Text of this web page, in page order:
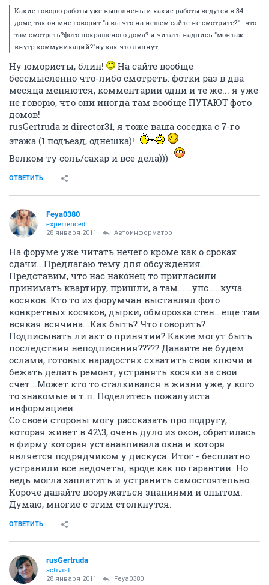
Какие говорю работы уже выполнены и какие работы ведутся в 34-
доме, так он мне говорит "а вы что на нешем сайте не смотрите?"...что
там смотреть?фото покрашеного дома? и читать надпись "монтаж
внутр.коммуникаций?"ну как что ляпнут.
Ну юмористы, блин!
На сайте вообще
бессмысленно что-либо смотреть: фотки раз в два
месяца меняются, комментарии одни и те же... я уже
не говорю, что они иногда там вообще ПУТАЮТ фото
домов!
rusGertruda и director31, я тоже ваша соседка с 7-го
этажа (1 подъезд, однешка)!
Велком ту соль/сахар и все дела)))
ОТВЕТИТЬ
Feya0380
experienced
28 января 2011 Автоинформатор
На форуме уже читать нечего кроме как о сроках
сдачи...Предлагаю тему для обсуждения.
Представим, что нас наконец то пригласили
принимать квартиру, пришли, а там......упс.....куча
косяков. Кто то из форумчан выставлял фото
конкретных косяков, дырки, обморозка стен...еще там
всякая всячина...Как быть? Что говорить?
Подписывать ли акт о принятии? Какие могут быть
последствия неподписания????? Давайте не будем
ослами, готовых нарадостях схватить свои ключи и
бежать делать ремонт, устранять косяки за свой
счет...Может кто то сталкивался в жизни уже, у кого
то знакомые и т.п. Поделитесь пожалуйста
информацией.
Со своей стороны могу рассказать про подругу,
которая живет в 42\3, очень дуло из окон, обратилась
в фирму которая устанавливала окна и которя
является подрядчиком у дискуса. Итог - бесплатно
устранили все недочеты, вроде как по гарантии. Но
ведь могла заплатить и устранить самостоятельно.
Короче давайте вооружаться знаниями и опытом.
Думаю, многие с этим столкнутся.
ОТВЕТИТЬ
rusGertruda
activist
28 января 2011 Feya0380